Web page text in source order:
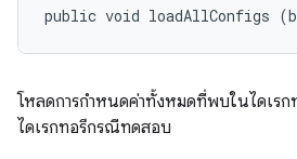
public void loadAllConfigs
โหลดการกำหนดค่าทั้งหมดที่พบในไดเร
ไดเรกทอรีกรณีทดสอบ